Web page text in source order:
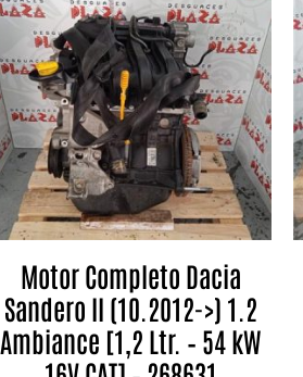
Motor Completo Dacia
Sandero II (10.2012->) 1.2
Ambiance [1,2 Ltr. – 54 kW